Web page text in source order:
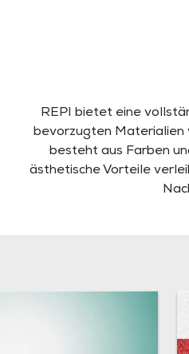
REPI bietet eine
bevorzugten Materialien
besteht aus Farben
ästhetische Vorteile